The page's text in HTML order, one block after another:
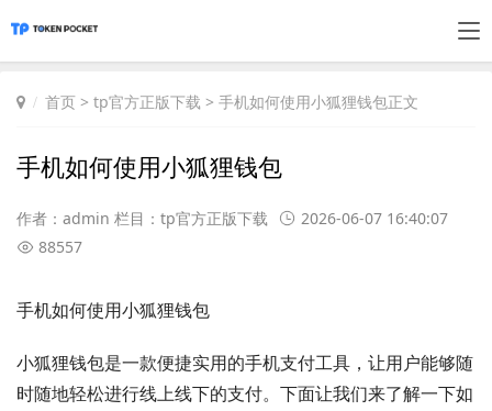
首页 > tp官方正版下载 > 手机如何使用小狐狸钱包正文
手机如何使用小狐狸钱包
作者：admin 栏目： tp官方正版下载
2026-06-07 16:40:07
88557
手机如何使用小狐狸钱包
小狐狸钱包是一款便捷实用的手机支付工具，让用户能够随
时随地轻松进行线上线下的支付。下面让我们来了解一下如